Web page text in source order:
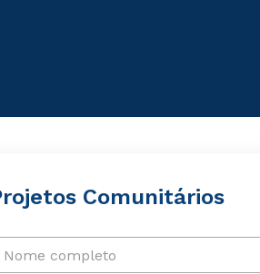
Comunitários
Nome completo